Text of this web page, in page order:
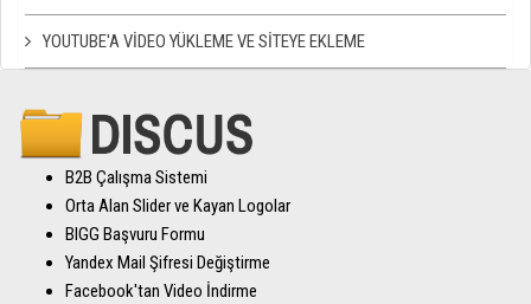
YOUTUBE'A VIDEO YÜKLEME VE SITEYE EKLEME
B2B Çalışma Sistemi
Orta Alan Slider ve Kayan Logolar
BIGG Başvuru Formu
Yandex Mail Şifresi Değiştirme
Facebook'tan Video İndirme